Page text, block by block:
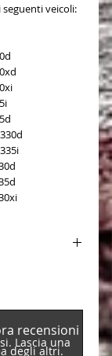
veicoli:
348recensioni
Lascia una
degli altri.